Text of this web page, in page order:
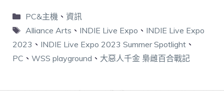
PC&主機 、 資訊
Alliance Arts 、 INDIE Live Expo 、 INDIE Live Expo
2023 、 INDIE Live Expo 2023 Summer Spotlight 、
PC 、 WSS playground 、 大惡人千金 梟雌百合戰記